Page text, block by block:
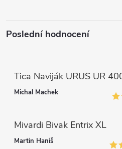
Poslední hodnocení
Tica Naviják URUS UR
Michal Machek
Mivardi Bivak Entrix XL
Martin Haniš